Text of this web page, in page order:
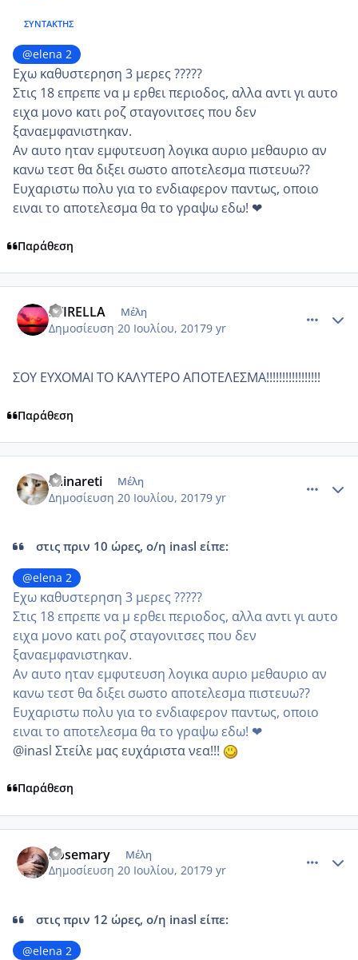
ΣΥΝΤΆΚΤΗΣ
@elena 2
Εχω καθυστερηση 3 μερες ?????
Στις 18 επρεπε να μ ερθει περιοδος, αλλα αντι γι αυτο
ειχα μονο κατι ροζ σταγονιτσες που δεν
ξαναεμφανιστηκαν.
Αν αυτο ηταν εμφυτευση λογικα αυριο μεθαυριο αν
κανω τεστ θα διξει σωστο αποτελεσμα πιστευω??
Ευχαριστω πολυ για το ενδιαφερον παντως, οποιο
ειναι το αποτελεσμα θα το γραψω εδω! ❤
Παράθεση
STIRELLA Μέλη
Δημοσίευση 20 Ιουλίου, 20179 yr
ΣΟΥ ΕΥΧΟΜΑΙ ΤΟ ΚΑΛΥΤΕΡΟ ΑΠΟΤΕΛΕΣΜΑ!!!!!!!!!!!!!!!!!
Παράθεση
Fainareti Μέλη
Δημοσίευση 20 Ιουλίου, 20179 yr
στις πριν 10 ώρες, ο/η inasl είπε:
@elena 2
Εχω καθυστερηση 3 μερες ?????
Στις 18 επρεπε να μ ερθει περιοδος, αλλα αντι γι αυτο
ειχα μονο κατι ροζ σταγονιτσες που δεν
ξαναεμφανιστηκαν.
Αν αυτο ηταν εμφυτευση λογικα αυριο μεθαυριο αν
κανω τεστ θα διξει σωστο αποτελεσμα πιστευω??
Ευχαριστω πολυ για το ενδιαφερον παντως, οποιο
ειναι το αποτελεσμα θα το γραψω εδω! ❤
@inasl Στείλε μας ευχάριστα νεα!!!
Παράθεση
Rosemary Μέλη
Δημοσίευση 20 Ιουλίου, 20179 yr
στις πριν 12 ώρες, ο/η inasl είπε:
@elena 2